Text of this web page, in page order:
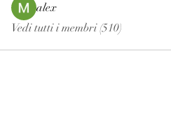
alex
Vedi tutti i membri (510)